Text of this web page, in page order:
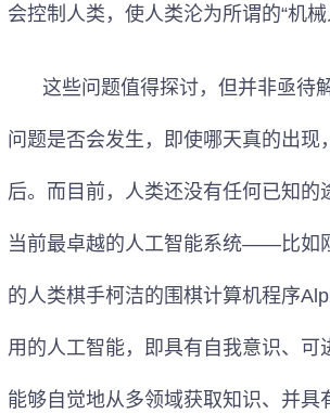
会控制人类，使人类沦为所谓的“机械
这些问题值得探讨，但并非亟待
问题是否会发生，即使哪天真的出现
后。而目前，人类还没有任何已知的
当前最卓越的人工智能系统——比如
的人类棋手柯洁的围棋计算机程序
用的人工智能，即具有自我意识、可
能够自觉地从多领域获取知识、并具